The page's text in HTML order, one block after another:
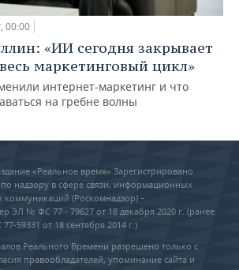
00:00
«ИИ сегодня закрывает
маркетинговый цикл»
интернет-маркетинг и что
на гребне волны
«Реальное время» Зарегистрировано
надзору в сфере связи, информационных
коммуникаций (Роскомнадзор) –
ЭЛ № ФС 77 - 79627 от 18 декабря 2020 г. (ранее
59331 от 18 сентября 2014 г.)
Реального Времени разрешено только с
правообладателей, упоминание сайта и